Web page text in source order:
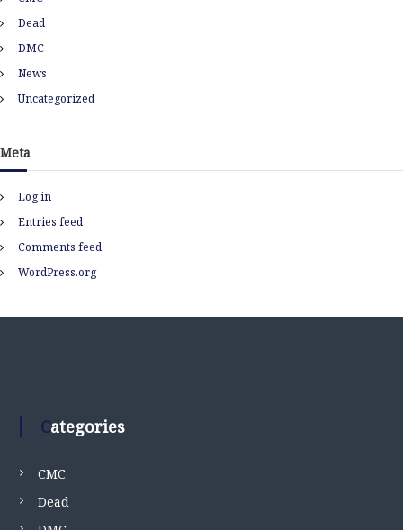
e
s
Dead
DMC
News
Uncategorized
Meta
Log in
Entries feed
Comments feed
WordPress.org
Categories
CMC
Dead